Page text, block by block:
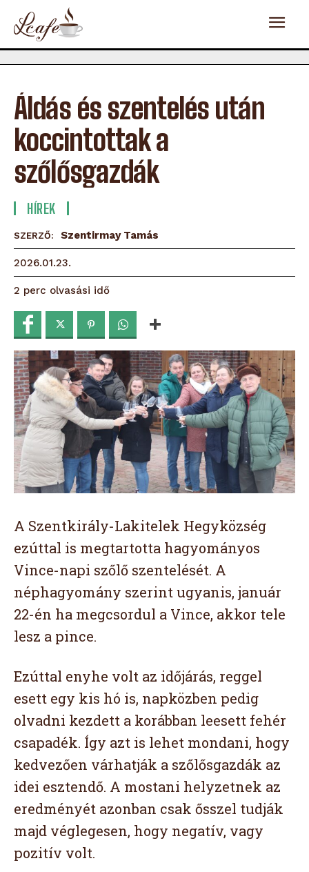
Áldás és szentelés után
koccintottak a
szőlősgazdák
HÍREK
SZERZŐ: Szentirmay Tamás
2026.01.23.
2 perc olvasási idő
A Szentkirály-Lakitelek Hegyközség
ezúttal is megtartotta hagyományos
Vince-napi szőlő szentelését. A
néphagyomány szerint ugyanis, január
22-én ha megcsordul a Vince, akkor tele
lesz a pince.
Ezúttal enyhe volt az időjárás, reggel
esett egy kis hó is, napközben pedig
olvadni kezdett a korábban leesett fehér
csapadék. Így azt is lehet mondani, hogy
kedvezően várhatják a szőlősgazdák az
idei esztendő. A mostani helyzetnek az
eredményét azonban csak ősszel tudják
majd véglegesen, hogy negatív, vagy
pozitív volt.